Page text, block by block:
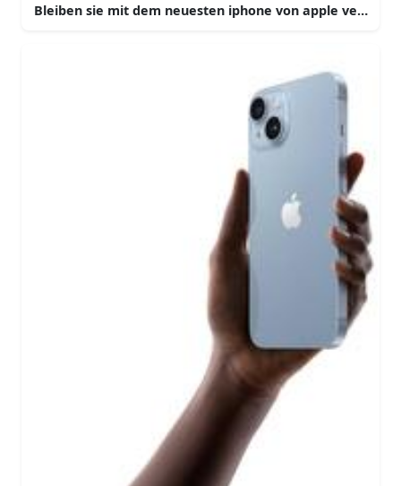
Bleiben sie mit dem neuesten iphone von apple